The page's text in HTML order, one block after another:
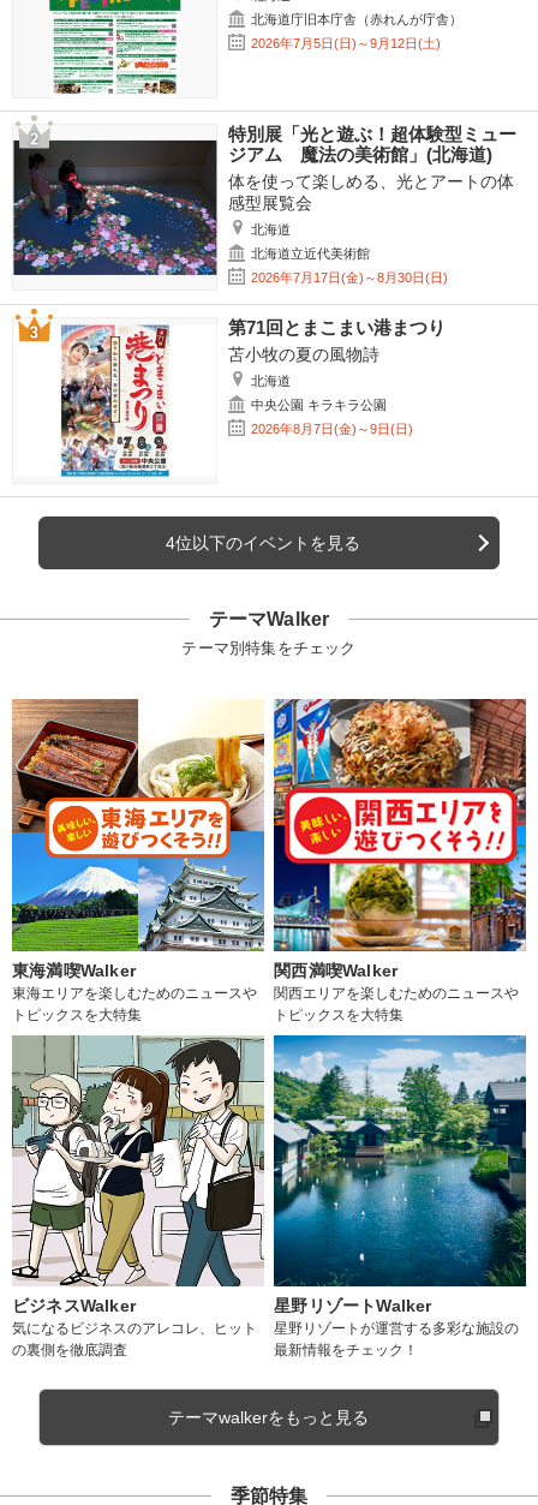
北海道庁旧本庁舎（赤れんが庁舎）
2026年7月5日(日)～9月12日(土)
特別展「光と遊ぶ！超体験型ミュー
ジアム 魔法の美術館」(北海道)
体を使って楽しめる、光とアートの体
感型展覧会
北海道
北海道立近代美術館
2026年7月17日(金)～8月30日(日)
第71回とまこまい港まつり
苫小牧の夏の風物詩
北海道
中央公園 キラキラ公園
2026年8月7日(金)～9日(日)
4位以下のイベントを見る
テーマWalker
テーマ別特集をチェック
東海満喫Walker
東海エリアを楽しむためのニュースや
トピックスを大特集
関西満喫Walker
関西エリアを楽しむためのニュースや
トピックスを大特集
ビジネスWalker
気になるビジネスのアレコレ、ヒット
の裏側を徹底調査
星野リゾートWalker
星野リゾートが運営する多彩な施設の
最新情報をチェック！
テーマwalkerをもっと見る
季節特集